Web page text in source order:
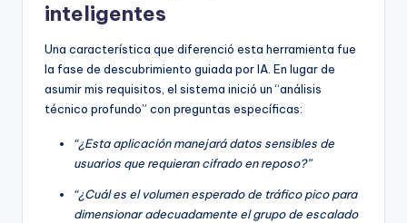
inteligentes
Una característica que diferenció esta herramienta fue
la fase de descubrimiento guiada por IA. En lugar de
asumir mis requisitos, el sistema inició un “análisis
técnico profundo” con preguntas específicas:
“¿Esta aplicación manejará datos sensibles de
usuarios que requieran cifrado en reposo?”
“¿Cuál es el volumen esperado de tráfico pico para
dimensionar adecuadamente el grupo de escalado